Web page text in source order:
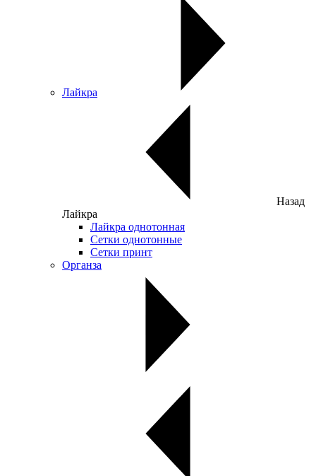
Лайкра
Назад
Лайкра
Лайкра однотонная
Сетки однотонные
Сетки принт
Органза